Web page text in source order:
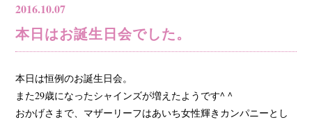
2016.10.07
本日はお誕生日会でした。
本日は恒例のお誕生日会。
また29歳になったシャインズが増えたようです^ ^
おかげさまで、マザーリーフはあいち女性輝きカンパニーとし